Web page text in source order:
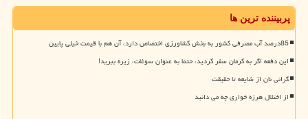
پربیننده ترین ها
85درصد آب مصرفی کشور به بخش کشاورزی اختصاص دارد، آن هم با قیمت خیلی پایین
این دفعه اگر به کرمان سفر کردید، حتما به عنوان سوغات، زیره ببرید!
گرانی نان از شایعه تا حقیقت
از اختلال هرزه خواری چه می دانید